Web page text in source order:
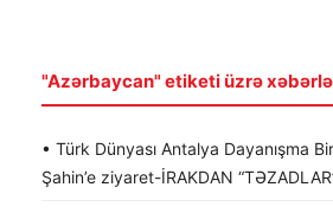
"Azərbaycan" etiketi üzrə
• Türk Dünyası Antalya Dayanışma
Şahin’e ziyaret-İRAKDAN